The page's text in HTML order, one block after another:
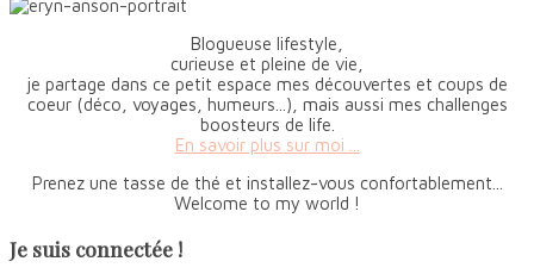
Blogueuse lifestyle,
curieuse et pleine de vie,
je partage dans ce petit espace mes découvertes et coups de
coeur (déco, voyages, humeurs...), mais aussi mes challenges
boosteurs de life.
En savoir plus sur moi ...
Prenez une tasse de thé et installez-vous confortablement...
Welcome to my world !
Je suis connectée !